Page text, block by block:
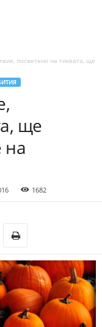
посветено на тиквата, ще
ще
на
1682